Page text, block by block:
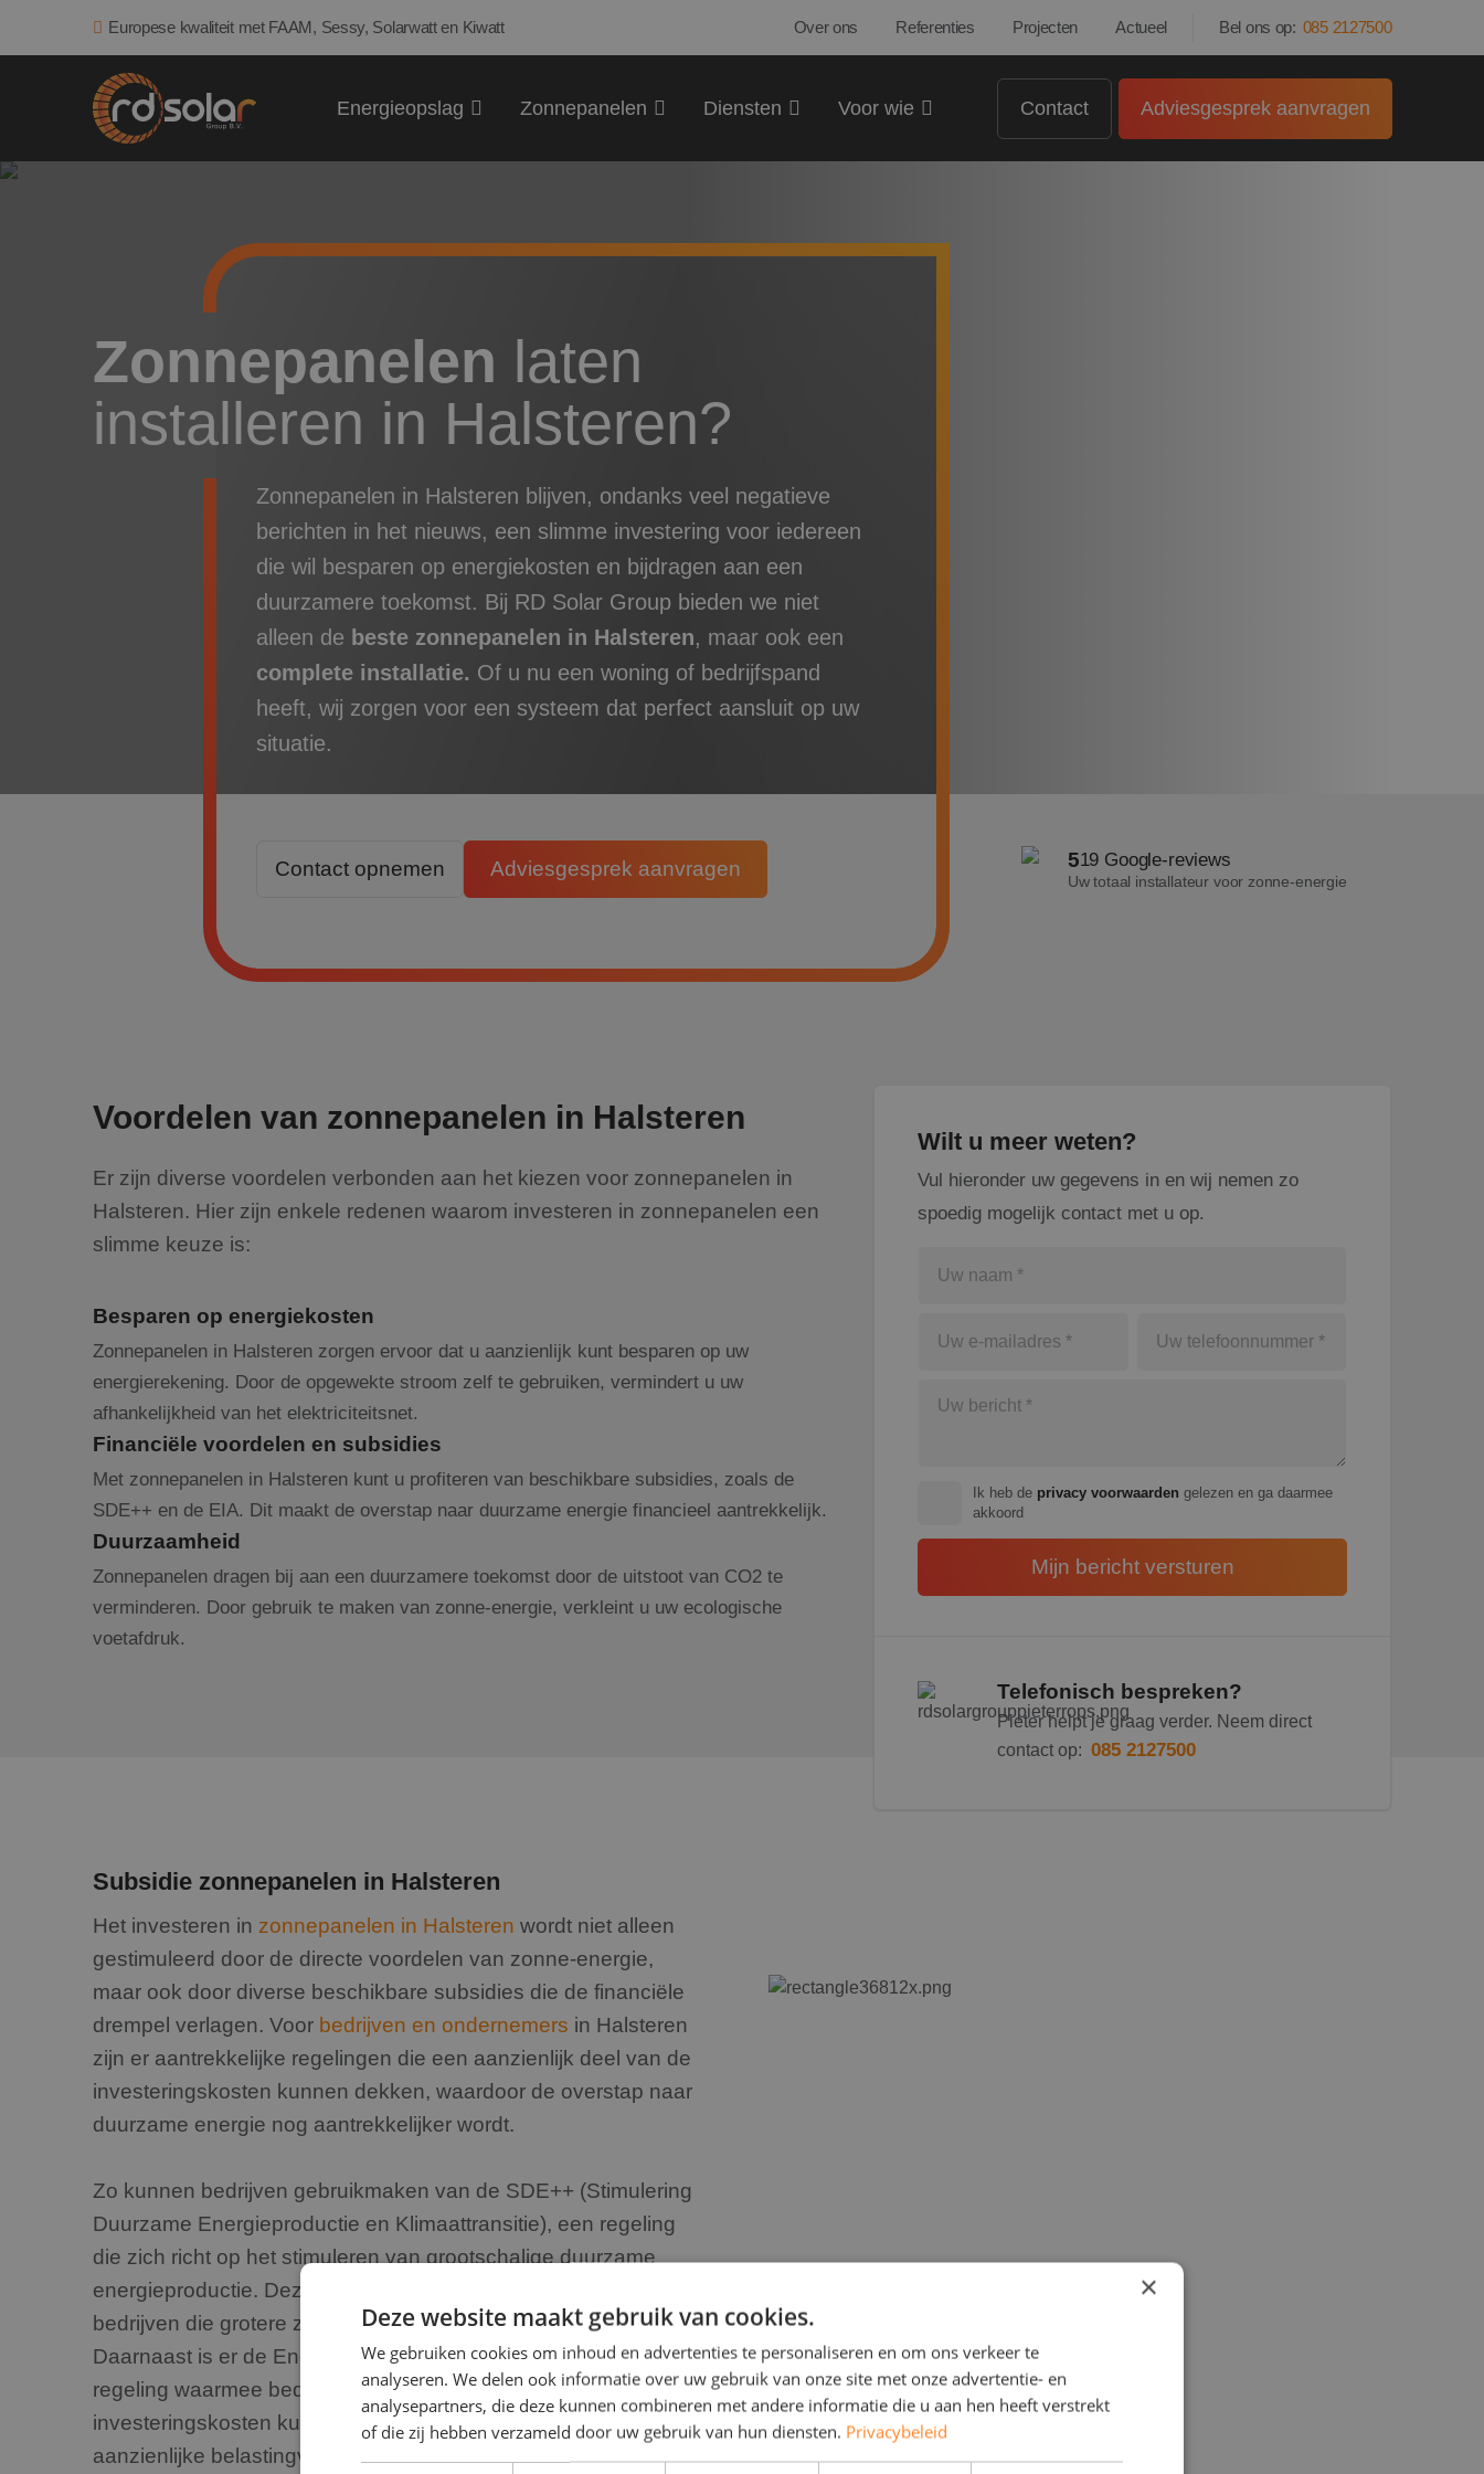
Europese kwaliteit met FAAM, Sessy, Solarwatt en Kiwatt Over ons Referenties Projecten Actueel Bel ons op: 085 2127500
Energieopslag Zonnepanelen Diensten Voor wie Contact Adviesgesprek aanvragen
Zonnepanelen laten
installeren in Halsteren?
Zonnepanelen in Halsteren blijven, ondanks veel negatieve
berichten in het nieuws, een slimme investering voor iedereen
die wil besparen op energiekosten en bijdragen aan een
duurzamere toekomst. Bij RD Solar Group bieden we niet
alleen de beste zonnepanelen in Halsteren, maar ook een
complete installatie. Of u nu een woning of bedrijfspand
heeft, wij zorgen voor een systeem dat perfect aansluit op uw
situatie.
Contact opnemen Adviesgesprek aanvragen 519 Google-reviews
Uw totaal installateur voor zonne-energie
Voordelen van zonnepanelen in Halsteren
Er zijn diverse voordelen verbonden aan het kiezen voor zonnepanelen in
Halsteren. Hier zijn enkele redenen waarom investeren in zonnepanelen een
slimme keuze is:
Besparen op energiekosten
Zonnepanelen in Halsteren zorgen ervoor dat u aanzienlijk kunt besparen op uw
energierekening. Door de opgewekte stroom zelf te gebruiken, vermindert u uw
afhankelijkheid van het elektriciteitsnet.
Financiële voordelen en subsidies
Met zonnepanelen in Halsteren kunt u profiteren van beschikbare subsidies, zoals de
SDE++ en de EIA. Dit maakt de overstap naar duurzame energie financieel aantrekkelijk.
Duurzaamheid
Zonnepanelen dragen bij aan een duurzamere toekomst door de uitstoot van CO2 te
verminderen. Door gebruik te maken van zonne-energie, verkleint u uw ecologische
voetafdruk.
Wilt u meer weten?
Vul hieronder uw gegevens in en wij nemen zo
spoedig mogelijk contact met u op.
Ik heb de privacy voorwaarden gelezen en ga daarmee
akkoord
Telefonisch bespreken?
Pieter helpt je graag verder. Neem direct
contact op: 085 2127500
Subsidie zonnepanelen in Halsteren
Het investeren in zonnepanelen in Halsteren wordt niet alleen
gestimuleerd door de directe voordelen van zonne-energie,
maar ook door diverse beschikbare subsidies die de financiële
drempel verlagen. Voor bedrijven en ondernemers in Halsteren
zijn er aantrekkelijke regelingen die een aanzienlijk deel van de
investeringskosten kunnen dekken, waardoor de overstap naar
duurzame energie nog aantrekkelijker wordt.
Zo kunnen bedrijven gebruikmaken van de SDE++ (Stimulering
Duurzame Energieproductie en Klimaattransitie), een regeling
die zich richt op het stimuleren van grootschalige duurzame
energieproductie. Deze subsidie is speciaal ontworpen voor
bedrijven die grotere zonnepaneelinstallaties willen plaatsen.
Daarnaast is er de Energie-investeringsaftrek (EIA), een fiscale
regeling waarmee bedrijven een percentage van hun
investeringskosten kunnen aftrekken van hun winst, wat leidt tot
aanzienlijke belastingvoordelen.
×
Deze website maakt gebruik van cookies.
We gebruiken cookies om inhoud en advertenties te personaliseren en om ons verkeer te
analyseren. We delen ook informatie over uw gebruik van onze site met onze advertentie- en
analysepartners, die deze kunnen combineren met andere informatie die u aan hen heeft verstrekt
of die zij hebben verzameld door uw gebruik van hun diensten. Privacybeleid